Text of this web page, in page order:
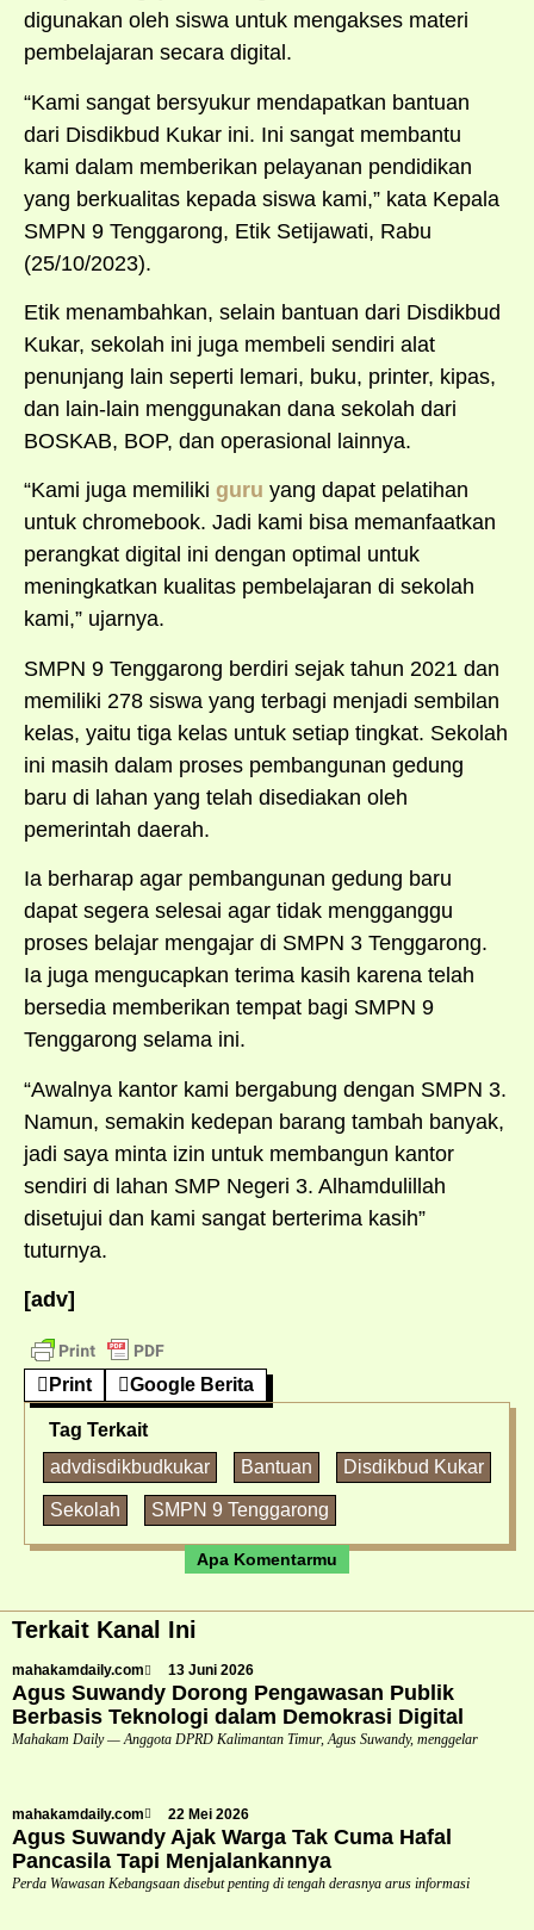
digunakan oleh siswa untuk mengakses materi
pembelajaran secara digital.
“Kami sangat bersyukur mendapatkan bantuan
dari Disdikbud Kukar ini. Ini sangat membantu
kami dalam memberikan pelayanan pendidikan
yang berkualitas kepada siswa kami,” kata Kepala
SMPN 9 Tenggarong, Etik Setijawati, Rabu
(25/10/2023).
Etik menambahkan, selain bantuan dari Disdikbud
Kukar, sekolah ini juga membeli sendiri alat
penunjang lain seperti lemari, buku, printer, kipas,
dan lain-lain menggunakan dana sekolah dari
BOSKAB, BOP, dan operasional lainnya.
“Kami juga memiliki guru yang dapat pelatihan
untuk chromebook. Jadi kami bisa memanfaatkan
perangkat digital ini dengan optimal untuk
meningkatkan kualitas pembelajaran di sekolah
kami,” ujarnya.
SMPN 9 Tenggarong berdiri sejak tahun 2021 dan
memiliki 278 siswa yang terbagi menjadi sembilan
kelas, yaitu tiga kelas untuk setiap tingkat. Sekolah
ini masih dalam proses pembangunan gedung
baru di lahan yang telah disediakan oleh
pemerintah daerah.
Ia berharap agar pembangunan gedung baru
dapat segera selesai agar tidak mengganggu
proses belajar mengajar di SMPN 3 Tenggarong.
Ia juga mengucapkan terima kasih karena telah
bersedia memberikan tempat bagi SMPN 9
Tenggarong selama ini.
“Awalnya kantor kami bergabung dengan SMPN 3.
Namun, semakin kedepan barang tambah banyak,
jadi saya minta izin untuk membangun kantor
sendiri di lahan SMP Negeri 3. Alhamdulillah
disetujui dan kami sangat berterima kasih”
tuturnya.
[adv]
Print Google Berita
Tag Terkait
advdisdikbudkukar
Bantuan Disdikbud Kukar
Sekolah SMPN 9 Tenggarong
Apa Komentarmu
Terkait Kanal Ini
mahakamdaily.com 13 Juni 2026
Agus Suwandy Dorong Pengawasan Publik
Berbasis Teknologi dalam Demokrasi Digital
Mahakam Daily — Anggota DPRD Kalimantan Timur, Agus Suwandy, menggelar
mahakamdaily.com 22 Mei 2026
Agus Suwandy Ajak Warga Tak Cuma Hafal
Pancasila Tapi Menjalankannya
Perda Wawasan Kebangsaan disebut penting di tengah derasnya arus informasi